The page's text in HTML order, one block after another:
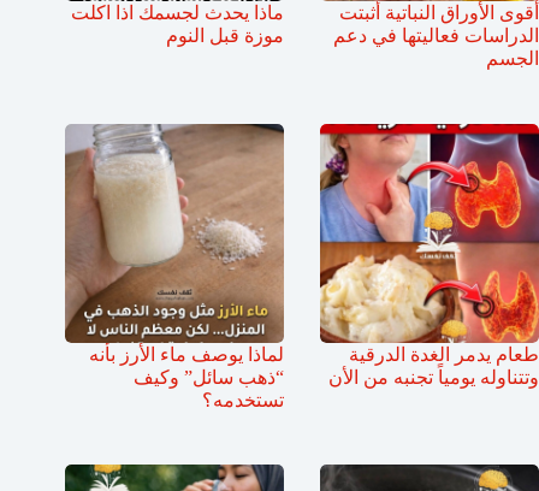
أقوى الأوراق النباتية أثبتت
الدراسات فعاليتها في دعم
الجسم
ماذا يحدث لجسمك اذا اكلت
موزة قبل النوم
طعام يدمر الغدة الدرقية
وتتناوله يومياً تجنبه من الأن
لماذا يوصف ماء الأرز بأنه
“ذهب سائل” وكيف
تستخدمه؟